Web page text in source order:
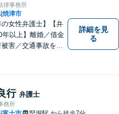
律事務所
|焼津市
の女性弁護士】【弁
年以上】離婚／借金
害／交通事故を中
を見つけていきま
悩まずご相談くだ
車場あり】
詳細を見
る
行 弁護士
務所